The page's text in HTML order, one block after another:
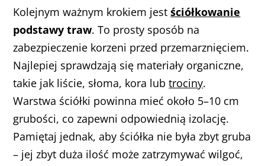
Kolejnym ważnym krokiem jestściółkowanie
podstawy traw. To prosty sposób na
zabezpieczenie korzeni przed przemarznięciem.
Najlepiej sprawdzają się materiały organiczne,
takie jak liście, słoma, kora lubtrociny.
Warstwa ściółki powinna mieć około 5–10 cm
grubości, co zapewni odpowiednią izolację.
Pamiętaj jednak, aby ściółka nie była zbyt gruba
– jej zbyt duża ilość może zatrzymywać wilgoć,